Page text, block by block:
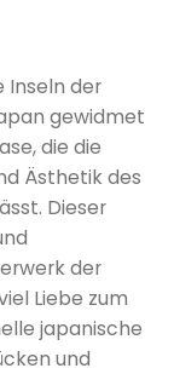
Inseln der
gewidmet
die die
Ästhetik des
Dieser
der
Liebe zum
japanische
und